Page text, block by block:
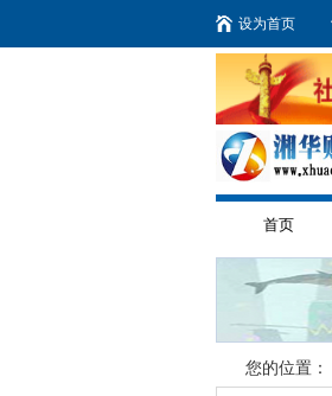
设为首页
首页
您的位置：